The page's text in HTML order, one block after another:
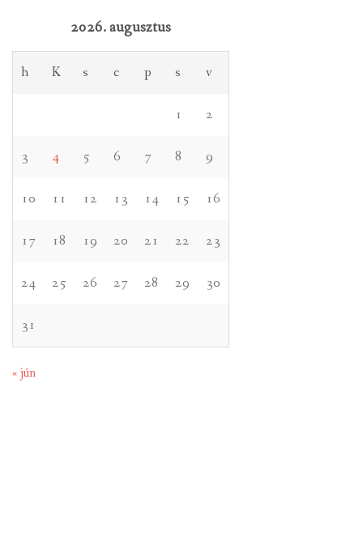
2026. augusztus
h K s c p s v
1 2
3 4 5 6 7 8 9
10 11 12 13 14 15 16
17 18 19 20 21 22 23
24 25 26 27 28 29 30
31
« jún